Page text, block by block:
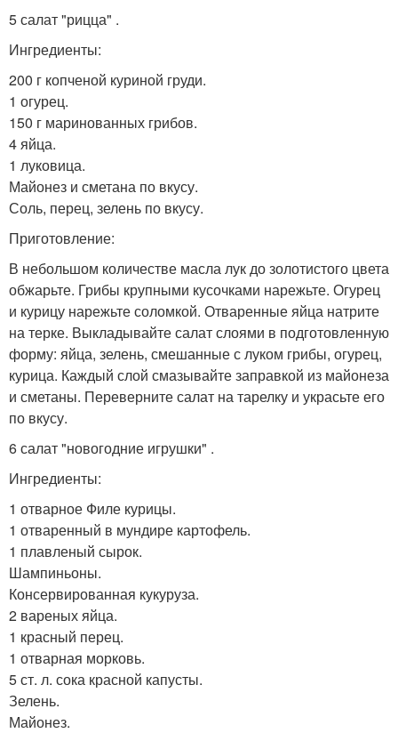
5 салат "рицца" .
Ингредиенты:
200 г копченой куриной груди.
1 огурец.
150 г маринованных грибов.
4 яйца.
1 луковица.
Майонез и сметана по вкусу.
Соль, перец, зелень по вкусу.
Приготовление:
В небольшом количестве масла лук до золотистого цвета
обжарьте. Грибы крупными кусочками нарежьте. Огурец
и курицу нарежьте соломкой. Отваренные яйца натрите
на терке. Выкладывайте салат слоями в подготовленную
форму: яйца, зелень, смешанные с луком грибы, огурец,
курица. Каждый слой смазывайте заправкой из майонеза
и сметаны. Переверните салат на тарелку и украсьте его
по вкусу.
6 салат "новогодние игрушки" .
Ингредиенты:
1 отварное Филе курицы.
1 отваренный в мундире картофель.
1 плавленый сырок.
Шампиньоны.
Консервированная кукуруза.
2 вареных яйца.
1 красный перец.
1 отварная морковь.
5 ст. л. сока красной капусты.
Зелень.
Майонез.